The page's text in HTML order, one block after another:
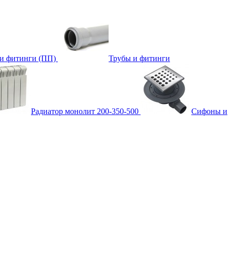
фитинги (ПП) Трубы и фитинги
Радиатор монолит 200-350-500 Сифоны и